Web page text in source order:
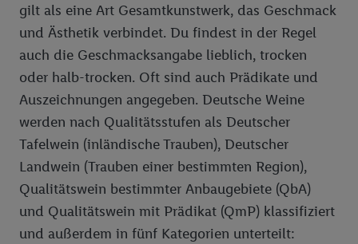
gilt als eine Art Gesamtkunstwerk, das Geschmack
und Ästhetik verbindet. Du findest in der Regel
auch die Geschmacksangabe lieblich, trocken
oder halb-trocken. Oft sind auch Prädikate und
Auszeichnungen angegeben. Deutsche Weine
werden nach Qualitätsstufen als Deutscher
Tafelwein (inländische Trauben), Deutscher
Landwein (Trauben einer bestimmten Region),
Qualitätswein bestimmter Anbaugebiete (QbA)
und Qualitätswein mit Prädikat (QmP) klassifiziert
und außerdem in fünf Kategorien unterteilt:
„Zustimmen“ stimmen Sie allen Verarbeitungen zu sämtlichen
vorgenannten Zwecken unter Einbindung sämtlicher
Speicherdauer der Daten und zu Ihrem Recht, Ihre
Einwilligung jederzeit mit Wirkung für die Zukunft zu
widerrufen, finden Sie in unserenDatenschutzbestimmungen
Die Impressen finden Sie hier.Unter „Anpassen“ können Sie
einzelne Verwendungszwecke oder Partner zulassen; das gilt
auch für die nachfolgend schlagwortartig benannten Zwecke
und Funktionen im Rahmen des Einsatzes des IAB TCF für
Werbung und Erfolgsmessung:
Gewährleistung der Sicherheit, Verhinderung und Aufdeckung
von Betrug und Fehlerbehebung, Bereitstellung und Anzeige